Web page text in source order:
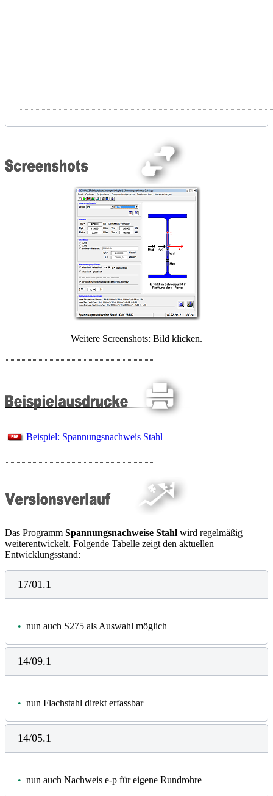
Weitere Screenshots: Bild klicken.
Beispiel: Spannungsnachweis Stahl
Das Programm Spannungsnachweise Stahl wird regelmäßig
weiterentwickelt. Folgende Tabelle zeigt den aktuellen
Entwicklungsstand:
17/01.1
• nun auch S275 als Auswahl möglich
14/09.1
• nun Flachstahl direkt erfassbar
14/05.1
• nun auch Nachweis e-p für eigene Rundrohre